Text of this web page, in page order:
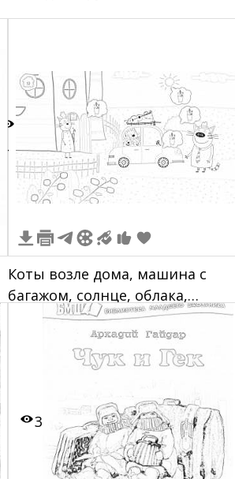
Коты возле дома, машина с
багажом, солнце, облака,
разговорные облачка и подарки
3